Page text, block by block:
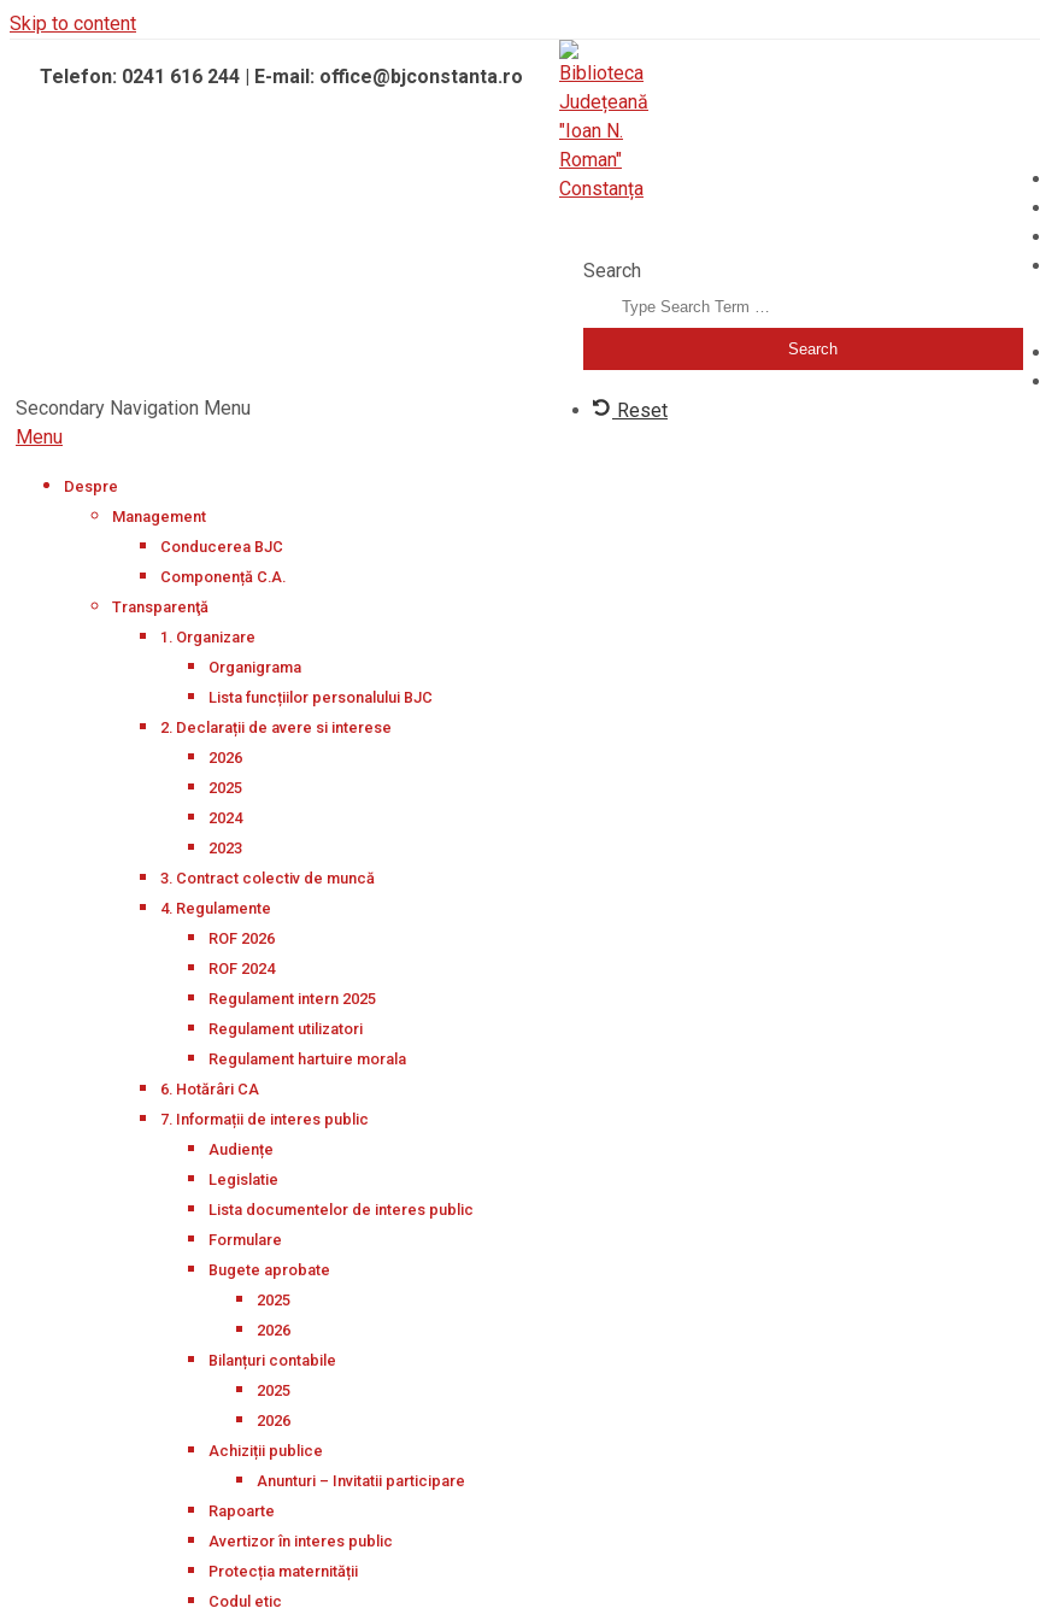
Skip to content
Telefon: 0241 616 244 | E-mail: office@bjconstanta.ro
BIBLIOTECA JUDEȚEANĂ "IOAN N. ROMAN" CONSTANȚA
Search
Secondary Navigation Menu
Menu
Despre
Management
Conducerea BJC
Componență C.A.
Transparenţă
1. Organizare
Organigrama
Lista funcțiilor personalului BJC
2. Declarații de avere si interese
2026
2025
2024
2023
3. Contract colectiv de muncă
4. Regulamente
ROF 2026
ROF 2024
Regulament intern 2025
Regulament utilizatori
Regulament hartuire morala
6. Hotărâri CA
7. Informații de interes public
Audiențe
Legislatie
Lista documentelor de interes public
Formulare
Bugete aprobate
2025
2026
Bilanțuri contabile
2025
2026
Achiziții publice
Anunturi – Invitatii participare
Rapoarte
Avertizor în interes public
Protecția maternității
Codul etic
Reset